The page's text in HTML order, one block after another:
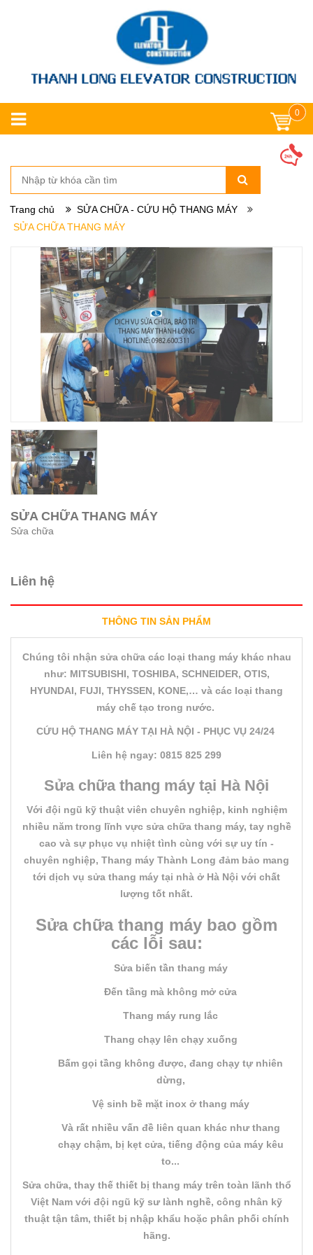
0
Trang chủ
SỬA CHỮA - CỨU HỘ THANG MÁY
SỬA CHỮA THANG MÁY
SỬA CHỮA THANG MÁY
Sửa chữa
Liên hệ
THÔNG TIN SẢN PHẨM
Chúng tôi nhận sửa chữa các loại thang máy khác nhau
như: MITSUBISHI, TOSHIBA, SCHNEIDER, OTIS,
HYUNDAI, FUJI, THYSSEN, KONE,… và các loại thang
máy chế tạo trong nước.
CỨU HỘ THANG MÁY TẠI HÀ NỘI - PHỤC VỤ 24/24
Liên hệ ngay: 0815 825 299
Sửa chữa thang máy tại Hà Nội
Với đội ngũ kỹ thuật viên chuyên nghiệp, kinh nghiệm
nhiều năm trong lĩnh vực sửa chữa thang máy, tay nghề
cao và sự phục vụ nhiệt tình cùng với sự uy tín -
chuyên nghiệp, Thang máy Thành Long đảm bảo mang
tới dịch vụ sửa thang máy tại nhà ở Hà Nội với chất
lượng tốt nhất.
Sửa chữa thang máy bao gồm
các lỗi sau:
Sửa biến tần thang máy
Đến tầng mà không mở cửa
Thang máy rung lắc
Thang chạy lên chạy xuống
Bấm gọi tầng không được, đang chạy tự nhiên
dừng,
Vệ sinh bề mặt inox ở thang máy
Và rất nhiều vấn đề liên quan khác như thang
chạy chậm, bị kẹt cửa, tiếng động của máy kêu
to...
Sửa chữa, thay thế thiết bị thang máy trên toàn lãnh thổ
Việt Nam với đội ngũ kỹ sư lành nghề, công nhân kỹ
thuật tận tâm, thiết bị nhập khẩu hoặc phân phối chính
hãng.